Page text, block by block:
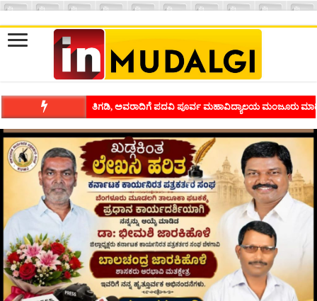
ಶಿವಾಪುರದಲ್ಲಿ ಕವಿಗೋಷ್ಠಿಯ ಸಂಭ್ರಮ ಭಾವನೆಗಳನ್ನು ಕಟ್ಟಿಕೊಡುವ